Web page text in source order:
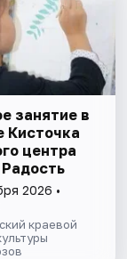
занятие в
Кисточка
центра
2026 •
краевой